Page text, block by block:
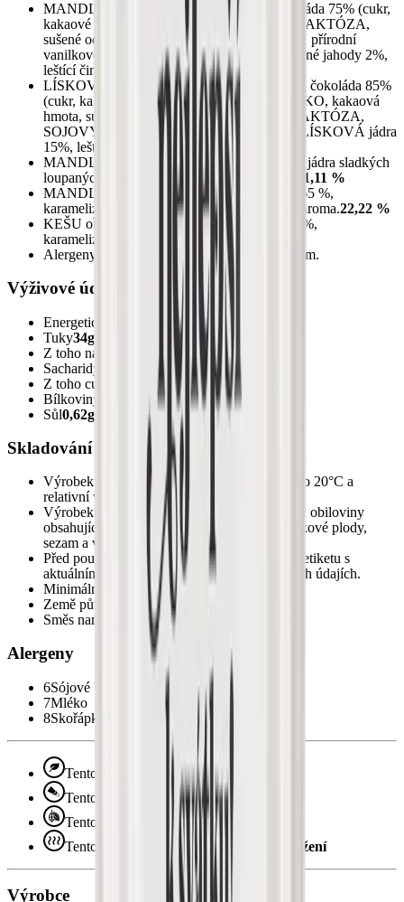
MANDLE jahodové bílá čokoláda: bílá čokoláda 75% (cukr,
kakaové máslo, sušené plnotučné MLÉKO, LAKTÓZA,
sušené odstředěné MLÉKO, SOJOVÝ lecitin, přírodní
vanilkové aroma), MANDLE jádra 23%, sušené jahody 2%,
leštící činidlo: arabská guma.22,22 %
LÍSKOVÉ ořechy v mléčné čokoládě: mléčná čokoláda 85%
(cukr, kakaové máslo, sušené plnotučné MLÉKO, kakaová
hmota, sušená SYROVÁTKA (MLÉKO), LAKTÓZA,
SOJOVÝ lecitin, přírodní vanilkové aroma), LÍSKOVÁ jádra
15%, leštidlo: arabská guma.
22,22 %
MANDLE jádra pražená solená, 23-25 velká: jádra sladkých
loupaných MANDLÍ 98,2%, jedlá sůl 1,8%.
11,11 %
MANDLE med a slaný karamel: MANDLE 65 %,
karamelizovaný cukr 34 %, sůl 1 %, medové aroma.22,22 %
KEŠU ořechy slaný karamel: KEŠU jádra 65%,
karamelizovaný cukr 34%, sůl 1%.
Alergeny vyznačeny ve složení velkým písmem.
Výživové údaje na 100g
Energetická hodnota
2280kj / 547kcal
Tuky34g
Z toho nasycené mastné kyseliny 9,1g
Sacharidy
Z toho cukry
Bílkoviny
Sůl0,62g
Skladování a ostatní informace:
Výrobek skladujte v suchu a temnu, nejlépe do 20°C a
relativní vlhkosti vzduchu do 65%.
Výrobek byl zabalen v závodě zpracovávající: obiloviny
obsahující lepek, arašídy, sóju, mléko, skořápkové plody,
sezam a výrobky obsahující SO2.
Před použitím výrobku doporučujeme přečíst etiketu s
aktuálními informacemi o složení a výživových údajích.
Minimální trvanlivost 6 - 8 měsíců
Země původu
Holandsko, Řecko, USA
Směs namíchána vČR
Alergeny
6Sójové boby (Sója)
7Mléko
8Skořápkové plody
Tento produkt je vhodný pro
Tento produkt je
ochucený
Tento produkt obsahuječokoládu
Tento produkt je připravený metodou
pražení
Výrobce